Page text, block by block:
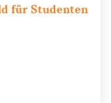
für Studenten